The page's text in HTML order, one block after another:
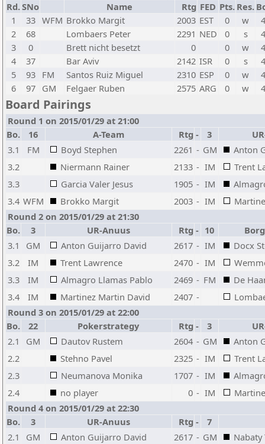
Rd.SNo Name Rtg FED Pts. Res.
1
33 WFM Brokko Margit 2003 EST 0 w
4
2
68 Lombaers Peter 2291 NED 0 s
4
3
0 Brett nicht besetzt 0 0 w
4
4
37 Bar Aviv 2142 ISR 0 s
4
5
93 FM Santos Ruiz Miguel 2310 ESP 0 w
4
6
97 GM Felgaer Ruben 2575 ARG 0 w 4
Board Pairings
Round 1 on 2015/01/29 at 21:00
Bo.
16 A-Team Rtg - 3
3.1
FM Boyd Stephen 2261 - GM
Anton
3.2
Niermann Rainer 2133 - IM
Trent
3.3
Garcia Valer Jesus 1905 - IM
3.4 WFM Brokko Margit 2003 - IM
Round 2 on 2015/01/29 at 21:30
Bo.
3 UR-Anuus Rtg - 10
3.1
GM Anton Guijarro David 2617 - IM
Docx
3.2
IM Trent Lawrence 2470 - IM
3.3
IM Almagro Llamas Pablo 2469 - FM
De
3.4
IM Martinez Martin David 2407 -
Round 3 on 2015/01/29 at 22:00
Bo.
22 Pokerstrategy Rtg - 3
2.1
GM Dautov Rustem 2604 - GM
Anton
2.2
Stehno Pavel 2325 - IM
Trent
2.3
Neumanova Monika 1707 - IM
2.4
no player 0 - IM
Round 4 on 2015/01/29 at 22:30
Bo.
3 UR-Anuus Rtg - 7
2.1
GM Anton Guijarro David 2617 - GM
Nabaty